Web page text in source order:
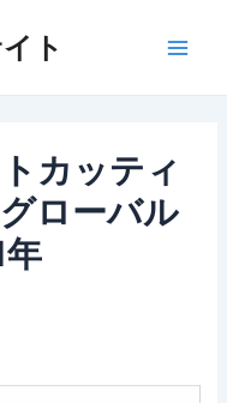
ト
カッティ
ローバル